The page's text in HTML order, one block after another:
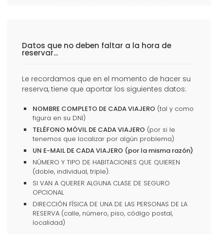
Datos que no deben faltar a la hora de
reservar...
Le recordamos que en el momento de hacer su
reserva, tiene que aportar los siguientes datos:
NOMBRE COMPLETO DE CADA VIAJERO (tal y como
figura en su DNI)
TELÉFONO MÓVIL DE CADA VIAJERO (por si le
tenemos que localizar por algún problema)
UN E-MAIL DE CADA VIAJERO (por la misma razón)
NÚMERO Y TIPO DE HABITACIONES QUE QUIEREN
(doble, individual, triple).
SI VAN A QUERER ALGUNA CLASE DE SEGURO
OPCIONAL
DIRECCIÓN FÍSICA DE UNA DE LAS PERSONAS DE LA
RESERVA (calle, número, piso, código postal,
localidad)